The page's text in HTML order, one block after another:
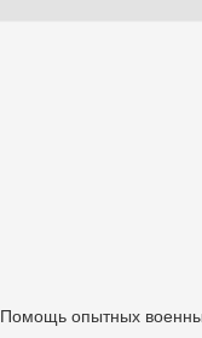
Помощь опытных